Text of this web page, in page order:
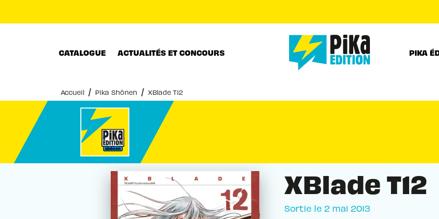
CATALOGUE ACTUALITÉS ET CONCOURS PIKA
Accueil / Pika Shônen / XBlade T12
XBlade T12
Sortie le 2 mai 2013